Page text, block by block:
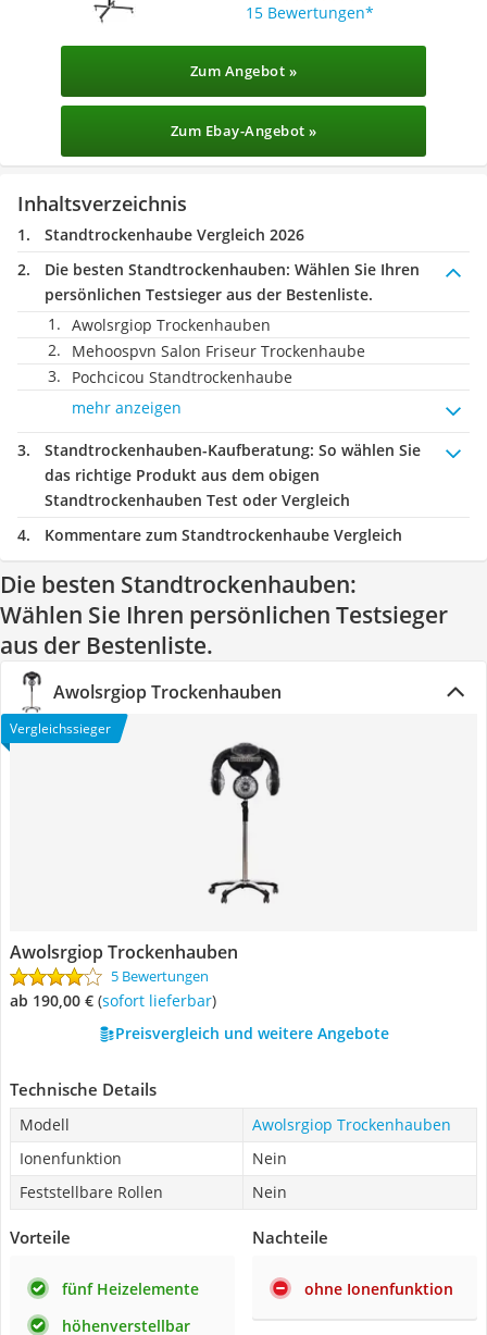
15 Bewertungen
Zum Angebot »
Zum Ebay-Angebot »
Inhaltsverzeichnis
Standtrockenhaube Vergleich 2026
Die besten Standtrockenhauben: Wählen Sie Ihren
persönlichen Testsieger aus der Bestenliste.
Awolsrgiop Trockenhauben
Mehoospvn Salon Friseur Trockenhaube
Pochcicou Standtrockenhaube
mehr anzeigen
Standtrockenhauben-Kaufberatung: So wählen Sie
das richtige Produkt aus dem obigen
Standtrockenhauben Test oder Vergleich
Kommentare zum Standtrockenhaube Vergleich
Die besten Standtrockenhauben:
Wählen Sie Ihren persönlichen Testsieger
aus der Bestenliste.
Awolsrgiop Trockenhauben
Vergleichssieger
Awolsrgiop Trockenhauben
5 Bewertungen
ab 190,00 € ( Sofort lieferbar)
Preisvergleich und weitere Angebote
Technische Details
Modell
Awolsrgiop Trockenhauben
Ionenfunktion
Nein
Feststellbare Rollen
Nein
Vorteile
fünf Heizelemente
höhenverstellbar
Nachteile
ohne Ionenfunktion